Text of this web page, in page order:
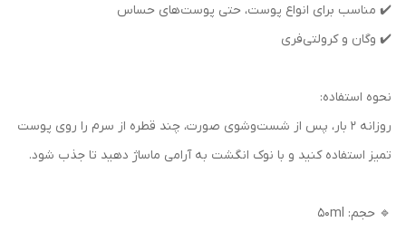
✔️ مناسب برای انواع پوست، حتی پوست‌های حساس
✔️ وگان و کرولتی‌فری
نحوه استفاده:
روزانه ۲ بار، پس از شست‌وشوی صورت، چند قطره از سرم را روی پوست
تمیز استفاده کنید و با نوک انگشت به آرامی ماساژ دهید تا جذب شود.
🔹 حجم: 50ml